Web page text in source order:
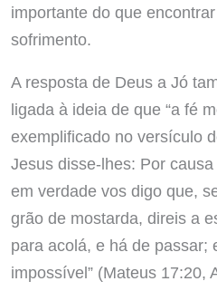
importante do que
sofrimento.
A resposta de Deus a Jó
ligada à ideia de que “a fé
exemplificado no versículo
Jesus disse-lhes: Por
em verdade vos digo que,
grão de mostarda, direis a
para acolá, e há de passar;
impossível” (Mateus 17:20,